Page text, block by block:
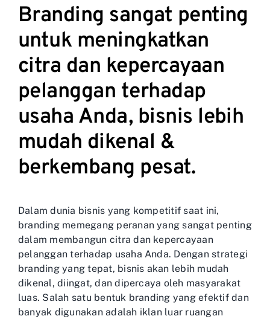
Branding sangat penting
untuk meningkatkan
citra dan kepercayaan
pelanggan terhadap
usaha Anda, bisnis lebih
mudah dikenal &
berkembang pesat.
Dalam dunia bisnis yang kompetitif saat ini,
branding memegang peranan yang sangat penting
dalam membangun citra dan kepercayaan
pelanggan terhadap usaha Anda. Dengan strategi
branding yang tepat, bisnis akan lebih mudah
dikenal, diingat, dan dipercaya oleh masyarakat
luas. Salah satu bentuk branding yang efektif dan
banyak digunakan adalah iklan luar ruangan